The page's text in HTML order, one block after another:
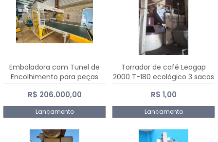
Embaladora com Tunel de
Encolhimento para peças
grandes portas janelas -
Dalmak
R$ 206.000,00
Lançamento
Torrador de café Leogap
2000 T-180 ecológico 3 sacas
de carga 540 kg/h
R$ 1,00
Lançamento